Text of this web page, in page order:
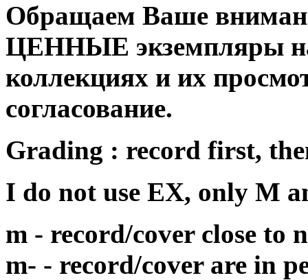
Обращаем Ваше
ЦЕННЫЕ экземпляры
коллекциях и их
согласование.
Grading : record first,
I do not use EX, only M
m - record/cover close
m- - record/cover are in